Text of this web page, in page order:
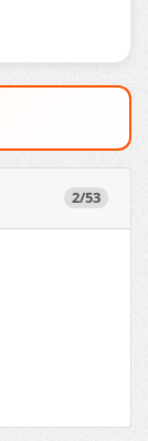
2/53